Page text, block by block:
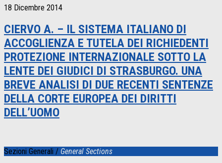
18 Dicembre 2014
CIERVO A. – IL SISTEMA ITALIANO DI
ACCOGLIENZA E TUTELA DEI RICHIEDENTI
PROTEZIONE INTERNAZIONALE SOTTO LA
LENTE DEI GIUDICI DI STRASBURGO. UNA
BREVE ANALISI DI DUE RECENTI SENTENZE
DELLA CORTE EUROPEA DEI DIRITTI
DELL’UOMO
Sezioni Generali / General Sections